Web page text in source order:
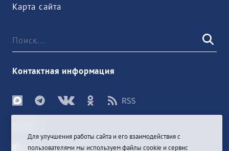
Карта сайта
Контактная информация
Для улучшения работы сайта и его взаимодействия с
пользователями мы используем файлы cookie и сервис